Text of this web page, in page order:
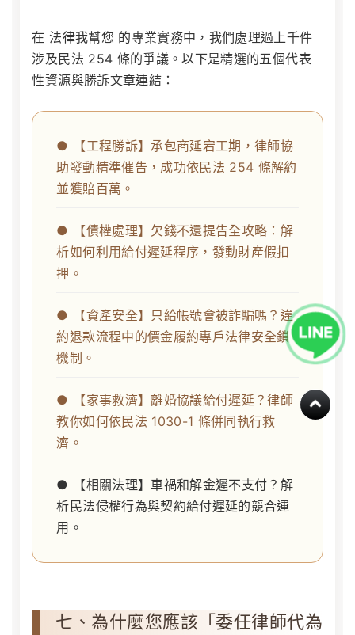
在 法律我幫您 的專業實務中，我們處理過上千件
涉及民法 254 條的爭議。以下是精選的五個代表
性資源與勝訴文章連結：
● 【工程勝訴】承包商延宕工期，律師協
助發動精準催告，成功依民法 254 條解約
並獲賠百萬。
● 【債權處理】欠錢不還提告全攻略：解
析如何利用給付遲延程序，發動財產假扣
押。
● 【資產安全】只給帳號會被詐騙嗎？違
約退款流程中的價金履約專戶法律安全鎖
機制。
● 【家事救濟】離婚協議給付遲延？律師
教你如何依民法 1030-1 條併同執行救
濟。
● 【相關法理】車禍和解金遲不支付？解
析民法侵權行為與契約給付遲延的競合運
用。
七、為什麼您應該「委任律師代為